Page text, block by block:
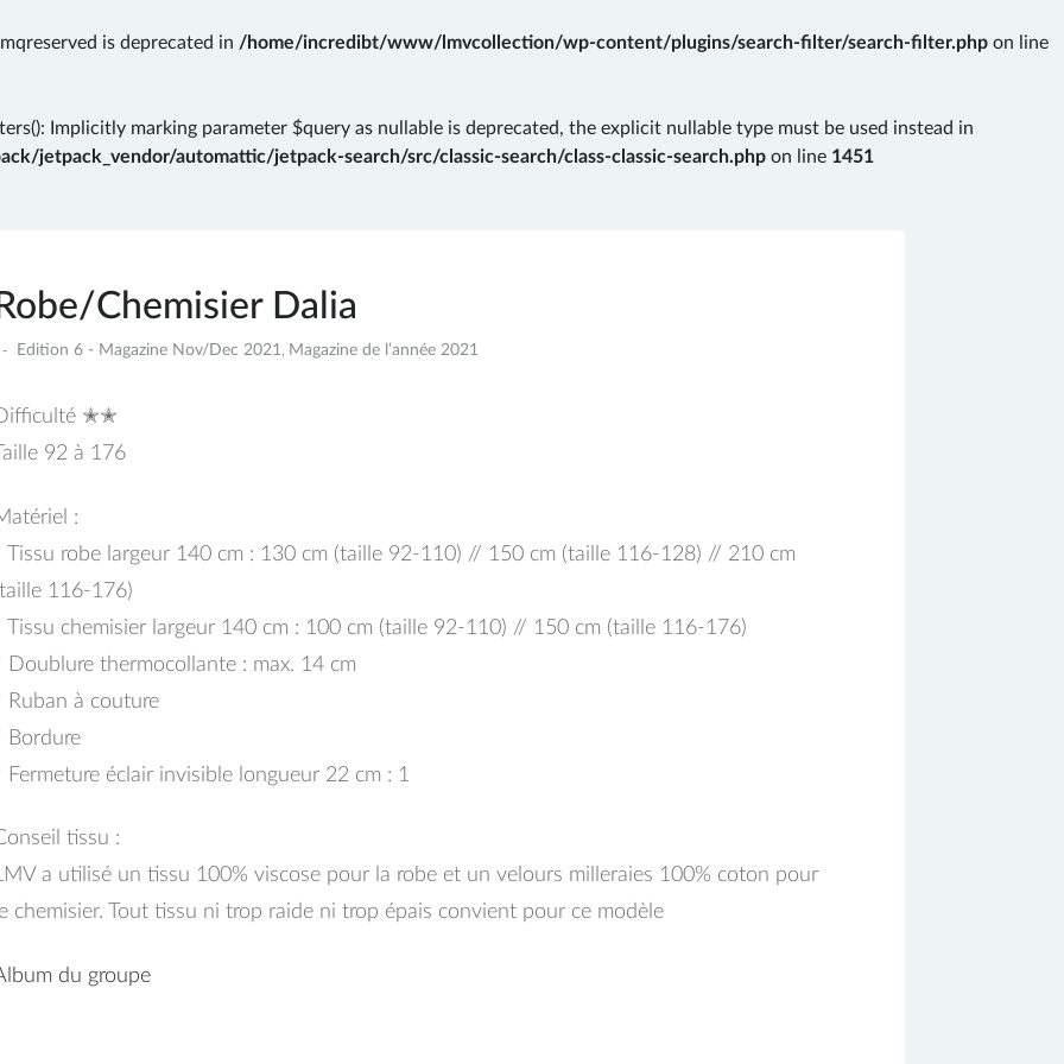
is deprecated in /home/incredibt/www/lmvcollection/wp-content/plugins/search-filter/search-filter.php on line
Implicitly marking parameter $query as nullable is deprecated, the explicit nullable type must be used instead in
jetpack_vendor/automattic/jetpack-search/src/classic-search/class-classic-search.php on line 1451
Robe/Chemisier Dalia
Edition 6 - Magazine Nov/Dec 2021, Magazine de l’année 2021
✭✭
Taille 92 à 176
:
Tissu robe largeur 140 cm : 130 cm (taille 92-110) // 150 cm (taille 116-128) // 210 cm
116-176)
Tissu chemisier largeur 140 cm : 100 cm (taille 92-110) // 150 cm (taille 116-176)
Doublure thermocollante : max. 14 cm
Ruban à couture
Bordure
Fermeture éclair invisible longueur 22 cm : 1
tissu :
a utilisé un tissu 100% viscose pour la robe et un velours milleraies 100% coton pour
le chemisier. Tout tissu ni trop raide ni trop épais convient pour ce modèle
du groupe